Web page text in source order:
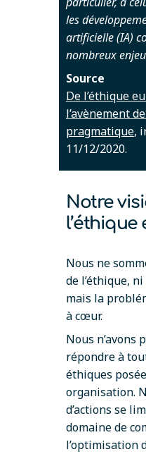
les
artificielle (IA)
nombreux
Source
De l’éthique
l’avènement
pragmatique,
11/12/2020.
Notre
Nous ne
de l’éthique,
mais la
à cœur.
Nous n’avons
répondre à
éthiques
organisation.
d’actions se
domaine de
l’optimisation